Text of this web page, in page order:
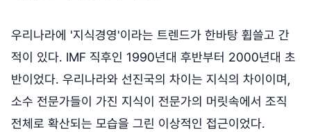
우리나라에 '지식경영'이라는 트렌드가 한바탕 휩쓸고 간
적이 있다. IMF 직후인 1990년대 후반부터 2000년대 초
반이었다. 우리나라와 선진국의 차이는 지식의 차이이며,
소수 전문가들이 가진 지식이 전문가의 머릿속에서 조직
전체로 확산되는 모습을 그린 이상적인 접근이었다.